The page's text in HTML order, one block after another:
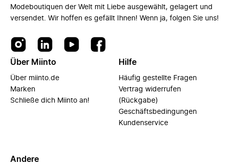
Modeboutiquen der Welt mit Liebe ausgewählt, gelagert und
versendet. Wir hoffen es gefällt Ihnen! Wenn ja, folgen Sie uns!
Über Miinto
Über miinto.de
Marken
Schließe dich Miinto an!
Hilfe
Häufig gestellte Fragen
Vertrag widerrufen
(Rückgabe)
Geschäftsbedingungen
Kundenservice
Andere